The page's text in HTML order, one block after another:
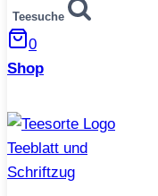
Teesuche
0
Shop